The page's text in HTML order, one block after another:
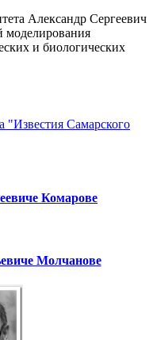
Александр Сергеевич
моделирования
и биологических
Самарского
Комарове
Молчанове